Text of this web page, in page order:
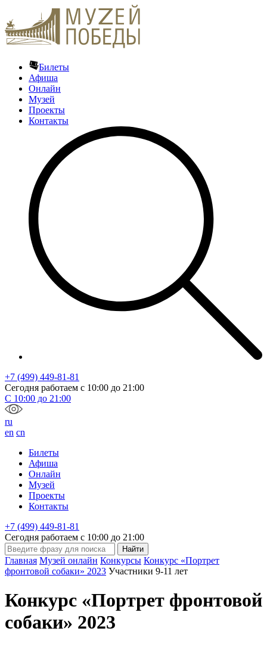
Билеты
Афиша
Онлайн
Музей
Проекты
Контакты
+7 (499) 449-81-81
Сегодня работаем с 10:00 до 21:00
С 10:00 до 21:00
ru
en cn
Билеты
Афиша
Онлайн
Музей
Проекты
Контакты
+7 (499) 449-81-81
Сегодня работаем с 10:00 до 21:00
Главная Музей онлайн Конкурсы Конкурс «Портрет
фронтовой собаки» 2023 Участники 9-11 лет
Конкурс «Портрет фронтовой
собаки» 2023